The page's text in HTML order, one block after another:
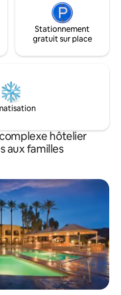
Stationnement
gratuit sur place
hôtelier
aux familles